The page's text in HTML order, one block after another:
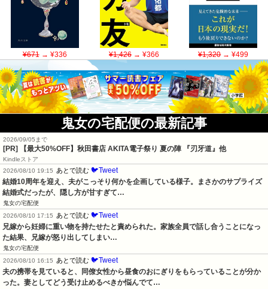
¥671→ ¥336 ¥1,426→ ¥366 ¥1,320→ ¥499
鬼女の宅配便の最新記事
2026/09/05まで
[PR] 【最大50%OFF】秋田書店 AKITA電子祭り 夏の陣 『刃牙道』他
Kindleストア
2026/08/10 19:15 あとで読む 🐦Tweet
結婚10周年を迎え、夫がこっそり何かを企画している様子。まさかのサプライズ
結婚式だったが、隠し方が甘すぎて…
鬼女の宅配便
2026/08/10 17:15 あとで読む 🐦Tweet
兄嫁から妊婦に重い物を持たせたと責められた。家族全員で話し合うことになっ
た結果、兄嫁が怒り出してしまい…
鬼女の宅配便
2026/08/10 16:15 あとで読む 🐦Tweet
夫の携帯を見ていると、同僚女性から昼食のおにぎりをもらっていることが分か
った。妻としてどう受け止めるべきか悩んでて…